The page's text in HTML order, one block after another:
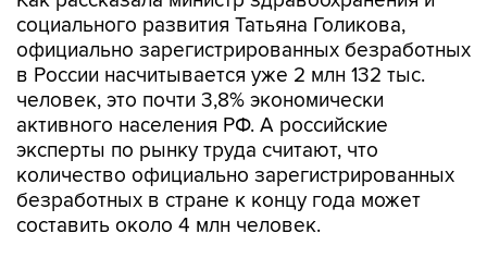
социального развития Татьяна Голикова,
официально зарегистрированных безработных
в России насчитывается уже 2 млн 132 тыс.
человек, это почти 3,8% экономически
активного населения РФ. А российские
эксперты по рынку труда считают, что
количество официально зарегистрированных
безработных в стране к концу года может
составить около 4 млн человек.